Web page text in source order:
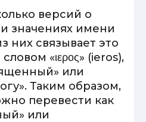
версий о
значениях имени
них связывает это
«ιερος» (ieros),
или
Таким образом,
перевести как
или